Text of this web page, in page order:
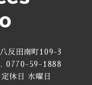
反田南町109-3
0770-59-1888
休日 水曜日